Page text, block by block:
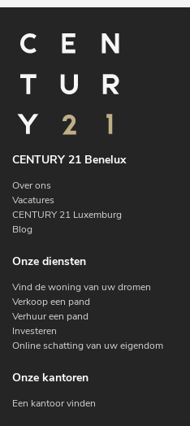
CENTURY 21 Benelux
Over ons
Vacatures
CENTURY 21 Luxemburg
Blog
Onze diensten
Vind de woning van uw dromen
Verkoop een pand
Verhuur een pand
Investeren
Online schatting van uw eigendom
Onze kantoren
Een kantoor vinden